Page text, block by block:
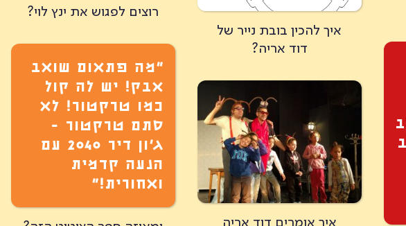
איך להכין בובת נייר של
דוד אריה?
רוצים לפגוש את ינץ לוי?
״מה פתאום שואב
אבק! יש לה קול
כמו טרקטור! לא
סתם טרקטור -
ג'ון דיר 2040 עם
הנעה קדמית
ואחורית!”